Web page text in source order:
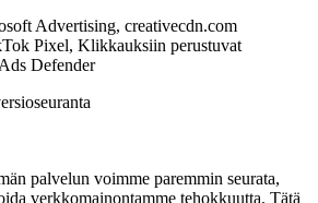
Advertising, creativecdn.com
Pixel, Klikkauksiin perustuvat
Defender
palvelun voimme paremmin seurata,
verkkomainontamme tehokkuutta. Tätä